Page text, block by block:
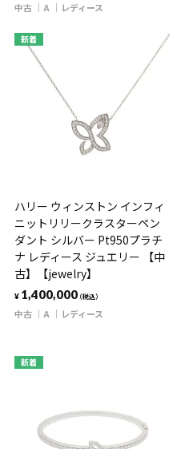
中古 A レディース
新着
ハリー ウィンストン インフィ
ニットリリークラスターペン
ダント シルバー Pt950プラチ
ナ レディース ジュエリー 【中
古】【jewelry】
¥ 1,400,000（税込）
中古 A レディース
新着